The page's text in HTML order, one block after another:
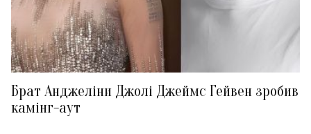
Брат Анджеліни Джолі Джеймс Гейвен зробив
камінг-аут